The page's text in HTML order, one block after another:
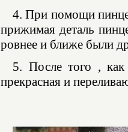
4. При помощи
прижимая деталь
ровнее и ближе были
5. После того , как
прекрасная и